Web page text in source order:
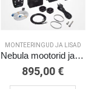
MONTEERINGUD JA LISAD
Nebula mootorid ja juhtarvuti monteeringule EXOS-2
895,00 €